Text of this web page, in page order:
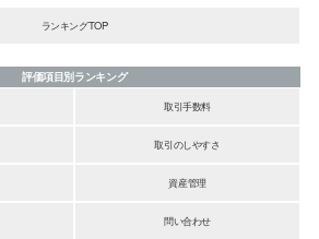
ランキングTOP
評価項目別ランキング
取引手数料
取引のしやすさ
資産管理
問い合わせ